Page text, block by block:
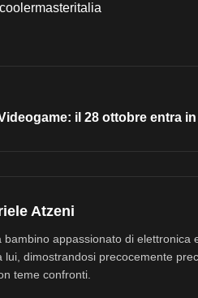
il 28 ottobre entra
Atzeni
bambino appassionato di
lui, dimostrandosi precocemente
teme confronti.